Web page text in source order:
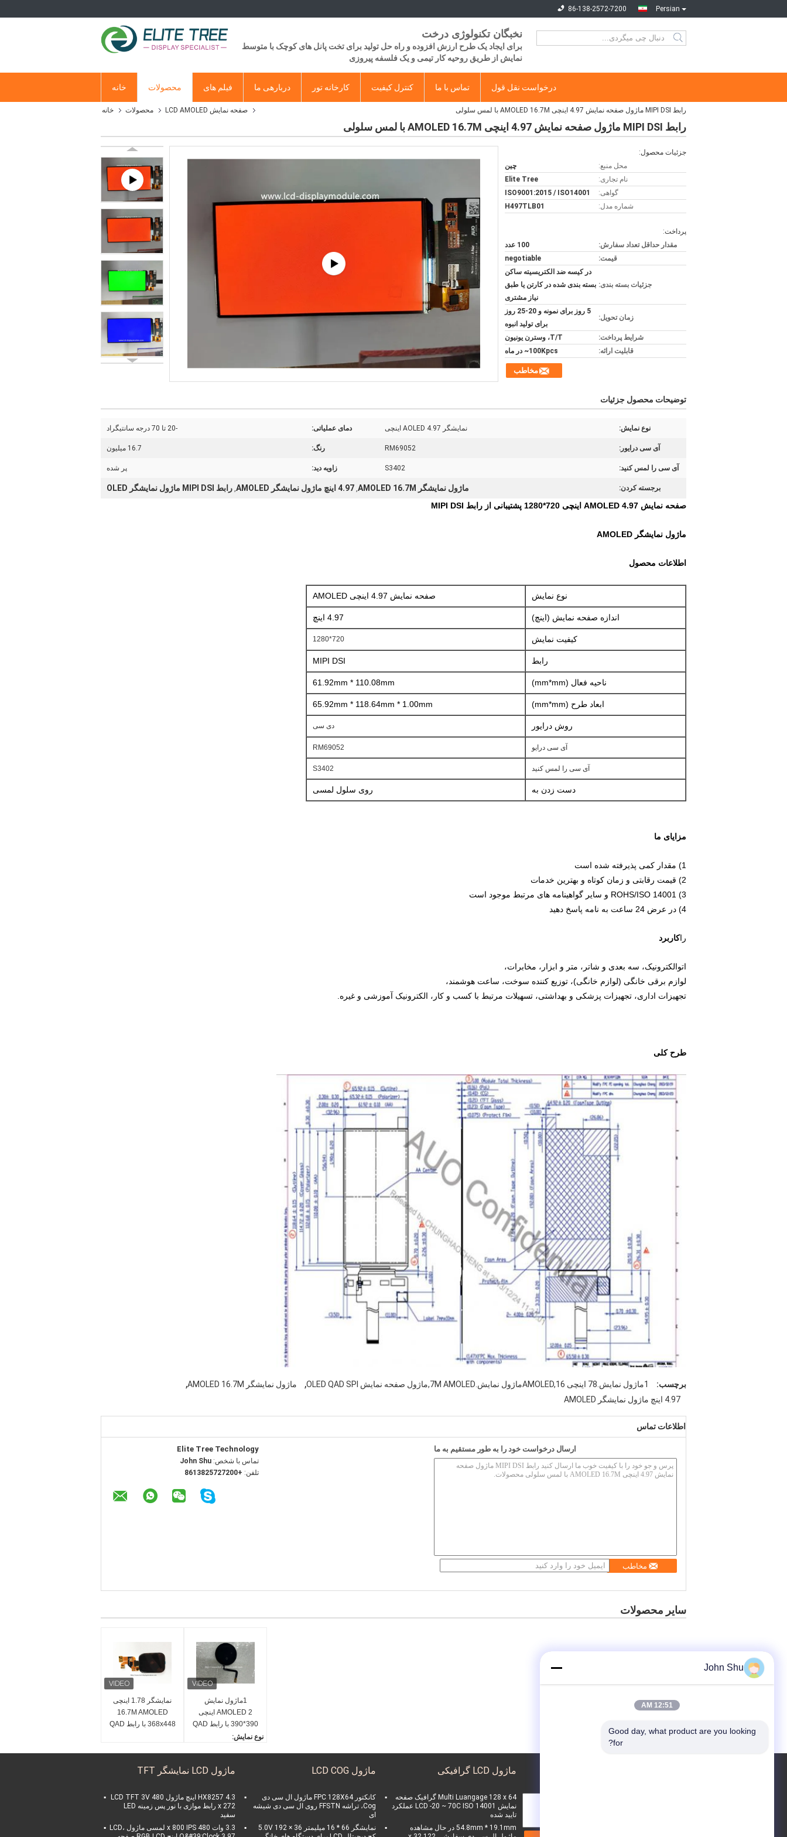
Persian
86-138-2572-7200
نخبگان تکنولوژی درخت
برای ایجاد یک طرح ارزش افزوده و راه حل تولید برای تخت پانل های کوچک با متوسط
​​نمایش از طریق روحیه کار تیمی و یک فلسفه پیروزی
خانه محصولات فیلم های دربارهی ما کارخانه تور کنترل کیفیت تماس با ما درخواست نقل قول
خانه محصولات صفحه نمایش LCD AMOLED رابط MIPI DSI ماژول صفحه نمایش 4.97 اینچی AMOLED 16.7M با لمس سلولی
رابط MIPI DSI ماژول صفحه نمایش 4.97 اینچی AMOLED 16.7M با لمس سلولی
جزئیات محصول:
محل منبع:
چین
نام تجاری:
Elite Tree
گواهی:
ISO9001:2015 / ISO14001
شماره مدل:
H497TLB01
پرداخت:
مقدار حداقل تعداد سفارش:
100 عدد
قیمت:
negotiable
جزئیات بسته بندی:
در کیسه ضد الکتریسیته ساکن
بسته بندی شده در کارتن یا طبق
نیاز مشتری
زمان تحویل:
5 روز برای نمونه و 20-25 روز
برای تولید انبوه
شرایط پرداخت:
T/T، وسترن یونیون
قابلیت ارائه:
100Kpcs~ در ماه
مخاطب
توضیحات محصول جزئیات
نوع نمایش: نمایشگر AOLED 4.97 اینچی دمای عملیاتی: -20 تا 70 درجه سانتیگراد
آی سی درایور: RM69052 رنگ: 16.7 میلیون
آی سی را لمس کنید: S3402 زاویه دید: پر شده
برجسته کردن: ماژول نمایشگر AMOLED 16.7M , 4.97 اینچ ماژول نمایشگر AMOLED , رابط MIPI DSI ماژول نمایشگر OLED
صفحه نمایش AMOLED 4.97 اینچی 720*1280 پشتیبانی از رابط MIPI DSI
ماژول نمایشگر AMOLED
اطلاعات محصول
نوع نمایش صفحه نمایش 4.97 اینچی AMOLED
اندازه صفحه نمایش (اینچ) 4.97 اینچ
کیفیت نمایش 720*1280
رابط MIPI DSI
ناحیه فعال (mm*mm) 61.92mm * 110.08mm
ابعاد طرح (mm*mm) 65.92mm * 118.64mm * 1.00mm
روش درایور دی سی
آی سی درایو RM69052
آی سی را لمس کنید S3402
دست زدن به روی سلول لمسی
مزایای ما
1) مقدار کمی پذیرفته شده است
2) قیمت رقابتی و زمان کوتاه و بهترین خدمات
3) ROHS/ISO 14001 و سایر گواهینامه های مرتبط موجود است
4) در عرض 24 ساعت به نامه پاسخ دهید
راکاربرد
اتوالکترونیک، سه بعدی و شاتر، متر و ابزار، مخابرات،
لوازم برقی خانگی (لوازم خانگی)، توزیع کننده سوخت، ساعت هوشمند،
تجهیزات اداری، تجهیزات پزشکی و بهداشتی، تسهیلات مرتبط با کسب و کار، الکترونیک آموزشی و غیره.
طرح کلی
برچسب: 1ماژول نمایش.78 اینچی AMOLED,16ماژول نمایش.7M AMOLED,ماژول صفحه نمایش OLED QAD SPI , ماژول نمایشگر AMOLED 16.7M ,
4.97 اینچ ماژول نمایشگر AMOLED
اطلاعات تماس
Elite Tree Technology
تماس با شخص: John Shu
تلفن: +8613825727200
ارسال درخواست خود را به طور مستقیم به ما
مخاطب
سایر محصولات
نمایشگر 1.78 اینچی
16.7M AMOLED
368x448 با رابط QAD
1ماژول نمایش
AMOLED 2 اینچی
390*390 با رابط QAD
نوع نمایش:
دمای عملیاتی:
آی سی درایور:
SH8601Z
16.7M (24 بیت)
ماژول LCD نمایشگر TFT
HX8257 4.3 اینچ ماژول LCD TFT 3V 480
x 272 رابط موازی با نور پس زمینه LED
سفید
3.3 وات 480 x 800 IPS لمسی ماژول LCD،
ماژول LCD COG
کانکتور FPC 128X64 ماژول ال سی دی
Cog، تراشه FFSTN روی ال سی دی شیشه
ای
نمایشگر 66 * 16 میلیمتر 5.0V 192 × 36
ماژول LCD گرافیکی
Multi Luangage 128 x 64 گرافیک صفحه
نمایش LCD -20 ~ 70C ISO 14001 عملکرد
تایید شده
54.8mm * 19.1mm در حال مشاهده
John Shu
12:51 AM
Good day, what product are you looking
for?